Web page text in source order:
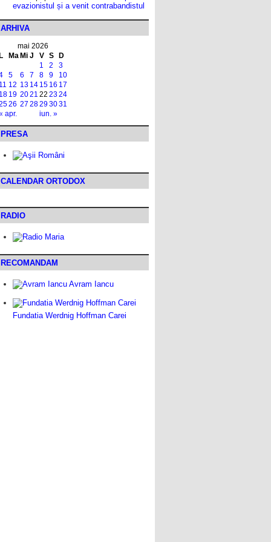
evazionistul și a venit contrabandistul
ARHIVA
mai 2026
Ma Mi J V S D
apr. iun. »
1 2
3
5 6 7 8 9
10
12 13 14 15 16 17
19 2021 22 2324
26 27 28293031
PRESA
CALENDAR ORTODOX
RADIO
RECOMANDAM
Avram Iancu
Fundatia Werdnig Hoffman Carei